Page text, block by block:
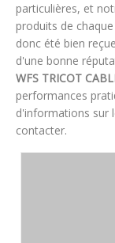
particulières, et
produits de
donc été bien
d'une bonne
WFS TRICOT
performances
d'informations sur
contacter.